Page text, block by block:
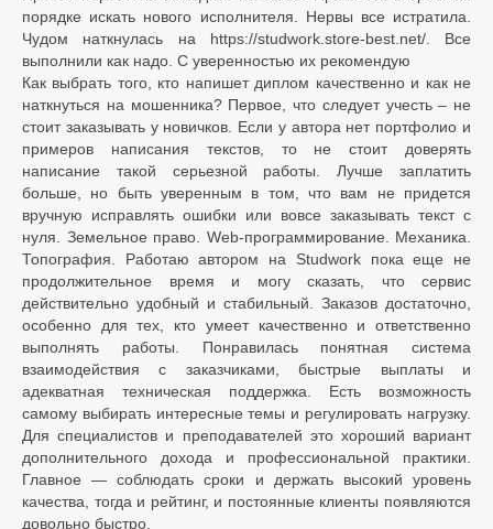
порядке искать нового исполнителя. Нервы все истратила.
Чудом наткнулась на https://studwork.store-best.net/. Все
выполнили как надо. С уверенностью их рекомендую
Как выбрать того, кто напишет диплом качественно и как не
наткнуться на мошенника? Первое, что следует учесть – не
стоит заказывать у новичков. Если у автора нет портфолио и
примеров написания текстов, то не стоит доверять
написание такой серьезной работы. Лучше заплатить
больше, но быть уверенным в том, что вам не придется
вручную исправлять ошибки или вовсе заказывать текст с
нуля. Земельное право. Web-программирование. Механика.
Топография. Работаю автором на Studwork пока еще не
продолжительное время и могу сказать, что сервис
действительно удобный и стабильный. Заказов достаточно,
особенно для тех, кто умеет качественно и ответственно
выполнять работы. Понравилась понятная система
взаимодействия с заказчиками, быстрые выплаты и
адекватная техническая поддержка. Есть возможность
самому выбирать интересные темы и регулировать нагрузку.
Для специалистов и преподавателей это хороший вариант
дополнительного дохода и профессиональной практики.
Главное — соблюдать сроки и держать высокий уровень
качества, тогда и рейтинг, и постоянные клиенты появляются
довольно быстро.